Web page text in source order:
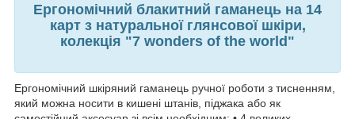
Ергономічний блакитний гаманець на 14
карт з натуральної глянсової шкіри,
колекція "7 wonders of the world"
Ергономічний шкіряний гаманець ручної роботи з тисненням,
який можна носити в кишені штанів, піджака або як